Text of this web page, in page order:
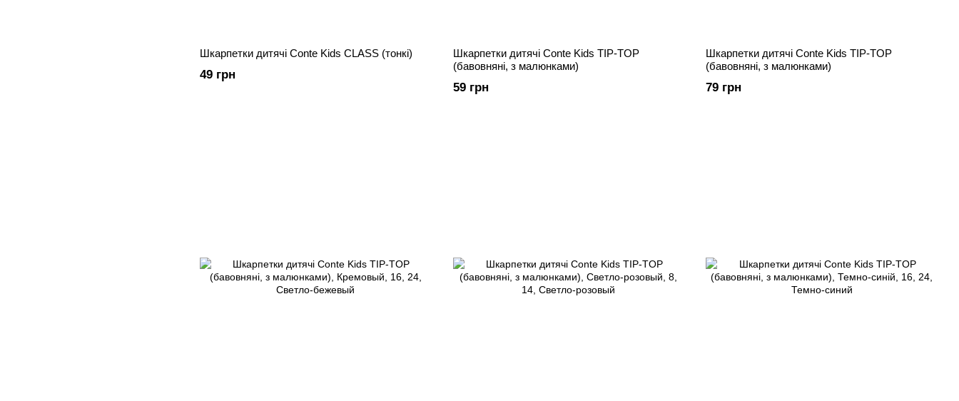
Шкарпетки дитячі Conte Kids CLASS (тонкі)
49 грн
Шкарпетки дитячі Conte Kids TIP-TOP
(бавовняні, з малюнками)
59 грн
Шкарпетки дитячі Conte Kids TIP-TOP
(бавовняні, з малюнками)
79 грн